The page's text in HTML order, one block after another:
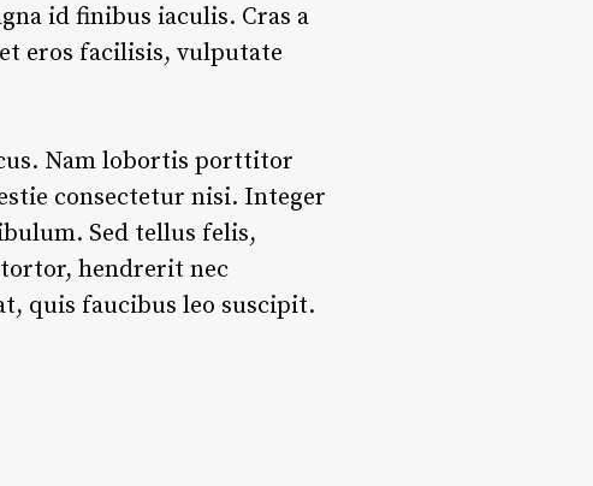
id finibus iaculis. Cras a
eros facilisis, vulputate
Nam lobortis porttitor
consectetur nisi. Integer
Sed tellus felis,
hendrerit nec
quis faucibus leo suscipit.